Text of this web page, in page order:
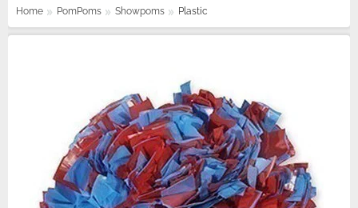
Home PomPoms Showpoms Plastic